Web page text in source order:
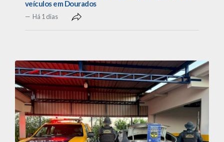
veículos em Dourados
Há 1 dias